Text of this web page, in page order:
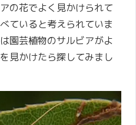
の花でよく見かけられて
ていると考えられていま
園芸植物のサルビアがよ
見かけたら探してみまし